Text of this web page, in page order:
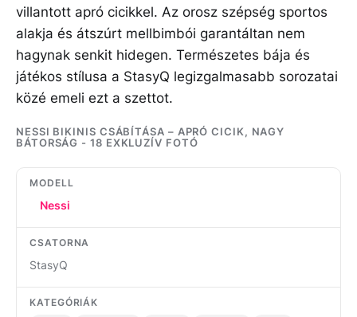
villantott apró cicikkel. Az orosz szépség sportos
alakja és átszúrt mellbimbói garantáltan nem
hagynak senkit hidegen. Természetes bája és
játékos stílusa a StasyQ legizgalmasabb sorozatai
közé emeli ezt a szettot.
NESSI BIKINIS CSÁBÍTÁSA – APRÓ CICIK, NAGY
BÁTORSÁG - 18 EXKLUZÍV FOTÓ
MODELL
Nessi
CSATORNA
StasyQ
KATEGÓRIÁK